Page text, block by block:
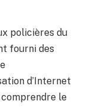
policières du
fourni des
d’Internet
le